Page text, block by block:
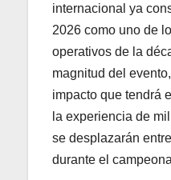
internacional ya
2026 como uno de
operativos de la
magnitud del
impacto que tendrá
la experiencia de
se desplazarán
durante el